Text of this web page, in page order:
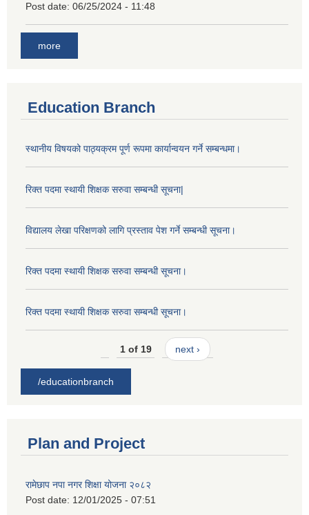
Post date: 06/25/2024 - 11:48
more
Education Branch
स्थानीय विषयको पाठ्यक्रम पूर्ण रूपमा कार्यान्वयन गर्ने सम्बन्धमा।
रिक्त पदमा स्थायी शिक्षक सरुवा सम्बन्धी सूचना|
विद्यालय लेखा परिक्षणको लागि प्रस्ताव पेश गर्ने सम्बन्धी सूचना।
रिक्त पदमा स्थायी शिक्षक सरुवा सम्बन्धी सूचना।
रिक्त पदमा स्थायी शिक्षक सरुवा सम्बन्धी सूचना।
1 of 19 next ›
/educationbranch
Plan and Project
रामेछाप नपा नगर शिक्षा योजना २०८२
Post date: 12/01/2025 - 07:51